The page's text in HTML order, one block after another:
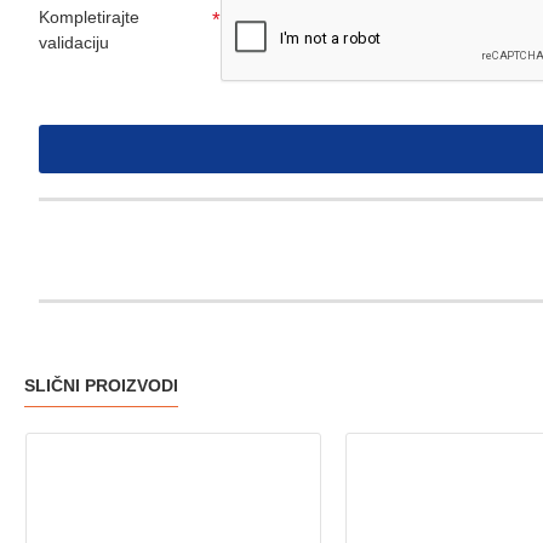
Kompletirajte
validaciju
SLIČNI PROIZVODI